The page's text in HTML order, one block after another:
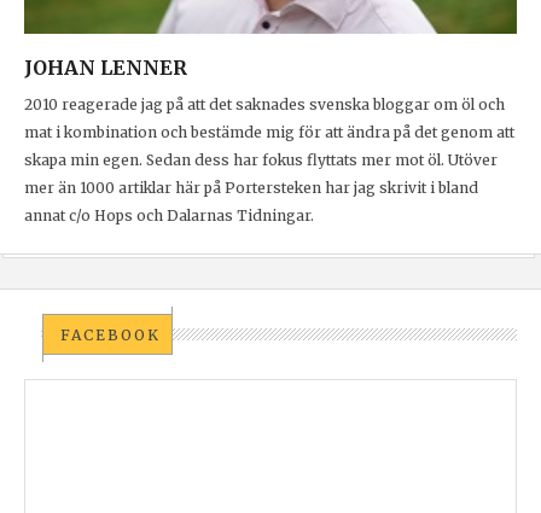
JOHAN LENNER
2010 reagerade jag på att det saknades svenska bloggar om öl och
mat i kombination och bestämde mig för att ändra på det genom att
skapa min egen. Sedan dess har fokus flyttats mer mot öl. Utöver
mer än 1000 artiklar här på Portersteken har jag skrivit i bland
annat c/o Hops och Dalarnas Tidningar.
FACEBOOK